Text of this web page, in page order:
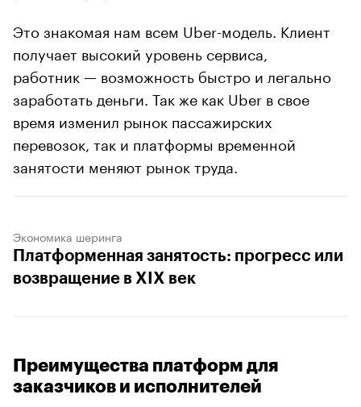
Это знакомая нам всем Uber-модель. Клиент
получает высокий уровень сервиса,
работник — возможность быстро и легально
заработать деньги. Так же как Uber в свое
время изменил рынок пассажирских
перевозок, так и платформы временной
занятости меняют рынок труда.
Экономика шеринга
Платформенная занятость: прогресс или
возвращение в XIX век
Преимущества платформ для
заказчиков и исполнителей